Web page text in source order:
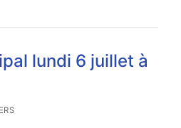
lundi 6 juillet à